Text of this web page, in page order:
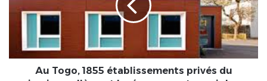
privés
et
Au Togo, 1855 établissements privés du